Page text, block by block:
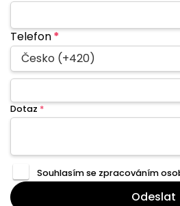
Telefon*
Česko (+420)
Dotaz *
Souhlasím se zpracováním
Odeslat